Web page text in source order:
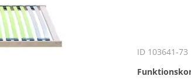
ID 103641-73